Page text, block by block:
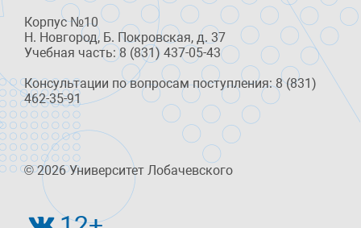
Корпус №10
Н. Новгород, Б. Покровская, д. 37
Учебная часть: 8 (831) 437-05-43
Консультации по вопросам поступления: 8 (831)
462-35-91
© 2026 Университет Лобачевского